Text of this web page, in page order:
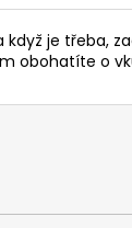
je třeba,
obohatíte o